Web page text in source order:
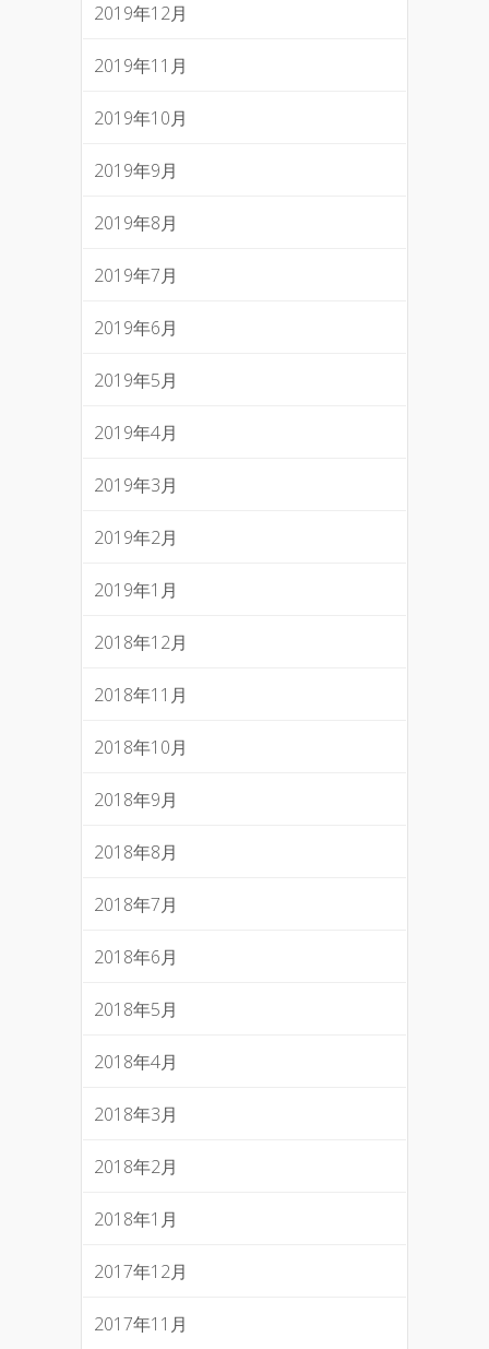
2019年12月
2019年11月
2019年10月
2019年9月
2019年8月
2019年7月
2019年6月
2019年5月
2019年4月
2019年3月
2019年2月
2019年1月
2018年12月
2018年11月
2018年10月
2018年9月
2018年8月
2018年7月
2018年6月
2018年5月
2018年4月
2018年3月
2018年2月
2018年1月
2017年12月
2017年11月